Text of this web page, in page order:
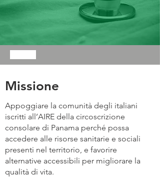
Missione
Appoggiare la comunità degli italiani
iscritti all’AIRE della circoscrizione
consolare di Panama perché possa
accedere alle risorse sanitarie e sociali
presenti nel territorio, e favorire
alternative accessibili per migliorare la
qualità di vita.